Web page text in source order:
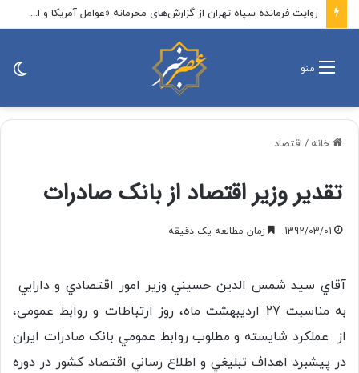
روایت فرمانده سپاه تهران از گزارش‌های محرمانه «عوامل آمریکا و اسرائیل» درباره آمادگی بسیج/ سرانجام این مسیر یا پیروزی است یا شهادت که هر دو افتخار است
منو
خانه / اقتصاد
تقدیر وزیر اقتصاد از بانک صادرات
1392/03/01 زمان مطالعه یک دقیقه
آقاي سيد شمس الدين حسيني وزير امور اقتصادي و دارايي
به مناسبت 27 ارديبهشت ماه، روز ارتباطات و روابط عمومی،
از عملکرد شايسته و مطلوب روابط عمومي بانک صادرات ايران
در پيشبرد اهداف تبلیغي و اطلاع رساني اقتصاد کشور در دوره